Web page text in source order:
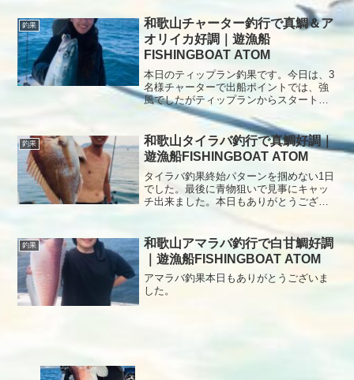
ゴン釣れなく終了となりました。本日も
ありがとうございました。
釣果
和歌山チャーター釣行で真鯛＆ア
オリイカ好調｜遊漁船
FISHINGBOAT ATOM
本日のティップラン釣果です。今日は、3
名様チャーターで出船ポイントでは、強
風でしたがティップランからスタートゴ
ールデンタイムまさかの撃沈😭ティップ
ランしながらタイラバをするとツバスが
釣れました。その後は、ティップランに
集中するとポツポツアタリがあり目標の
沖漬け達成出来て全員釣れて良かったで
す。本日もありがとうございました。
釣果
和歌山タイラバ釣行で真鯛好調｜
遊漁船FISHINGBOAT ATOM
タイラバ釣果終始パターンを掴めない1日
でした。最後に青物狙いで見事にキャッ
チ出来ました。本日もありがとうござい
釣果
和歌山アマラバ釣行で白甘鯛好調
｜遊漁船FISHINGBOAT ATOM
アマラバ釣果本日もありがとうございま
した。